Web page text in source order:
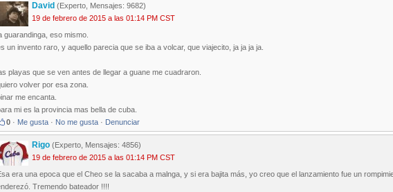
David (Experto, Mensajes: 9682)
19 de febrero de 2015 a las 01:14 PM CST
guarandinga, eso mismo.
un invento raro, y aquello parecia que se iba a volcar, que viajecito, ja ja ja ja.
playas que se ven antes de llegar a guane me cuadraron.
volver por esa zona.
me encanta.
mi es la provincia mas bella de cuba.
0 · Me gusta · No me gusta · Denunciar
Rigo (Experto, Mensajes: 4856)
19 de febrero de 2015 a las 01:14 PM CST
era una epoca que el Cheo se la sacaba a malnga, y si era bajita más, yo creo que el lanzamiento fue un
Tremendo bateador !!!!